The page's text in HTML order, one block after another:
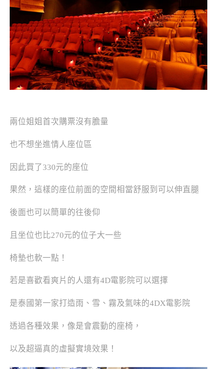
兩位姐姐首次購票沒有膽量
也不想坐進情人座位區
因此買了330元的座位
果然，這樣的座位前面的空間相當舒服到可以伸直腿
後面也可以簡單的往後仰
且坐位也比270元的位子大一些
椅墊也軟一點！
若是喜歡看爽片的人還有4D電影院可以選擇
是泰國第一家打造雨、雪、霧及氣味的4DX電影院
透過各種效果，像是會震動的座椅，
以及超逼真的虛擬實境效果！